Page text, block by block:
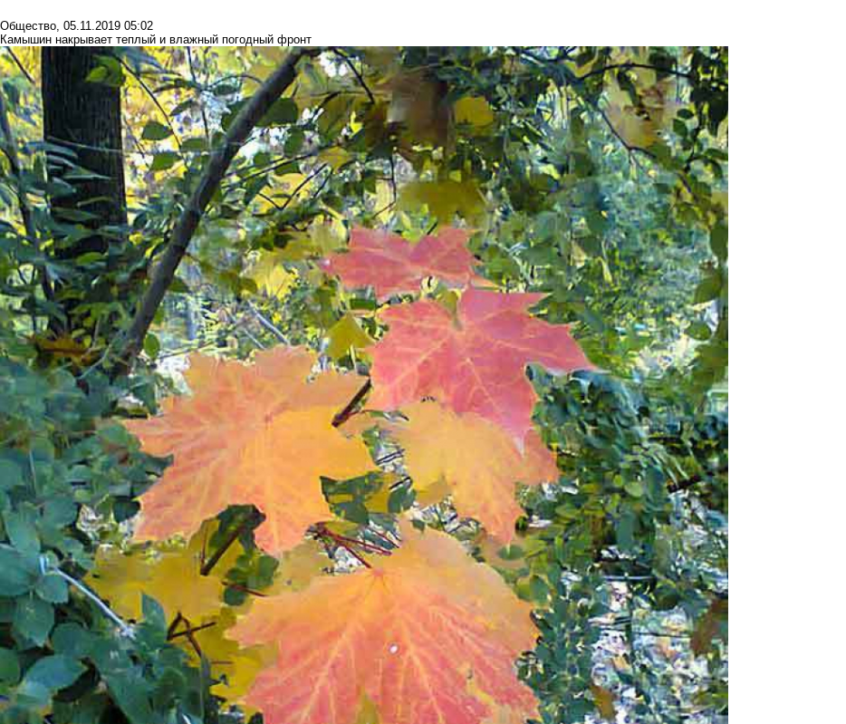
Общество, 05.11.2019 05:02
Камышин накрывает теплый и влажный погодный фронт